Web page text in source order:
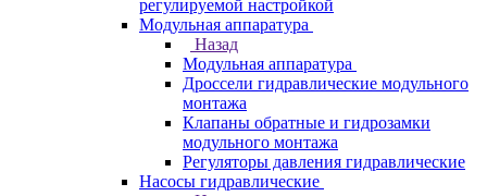
регулируемой настройкой
Модульная аппаратура
Назад
Модульная аппаратура
Дроссели гидравлические модульного
монтажа
Клапаны обратные и гидрозамки
модульного монтажа
Регуляторы давления гидравлические
Насосы гидравлические